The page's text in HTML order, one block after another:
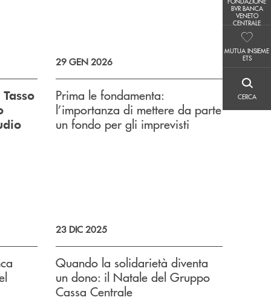
BVR BANCA
VENETO
CENTRALE
MUTUA INSIEME
ETS
CERCA
29 GEN 2026
Prima le fondamenta:
l’importanza di mettere da parte
un fondo per gli imprevisti
23 DIC 2025
Quando la solidarietà diventa
un dono: il Natale del Gruppo
Cassa Centrale